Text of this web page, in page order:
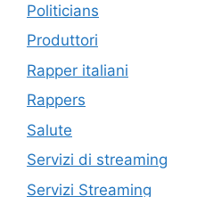
Politicians
Produttori
Rapper italiani
Rappers
Salute
Servizi di streaming
Servizi Streaming